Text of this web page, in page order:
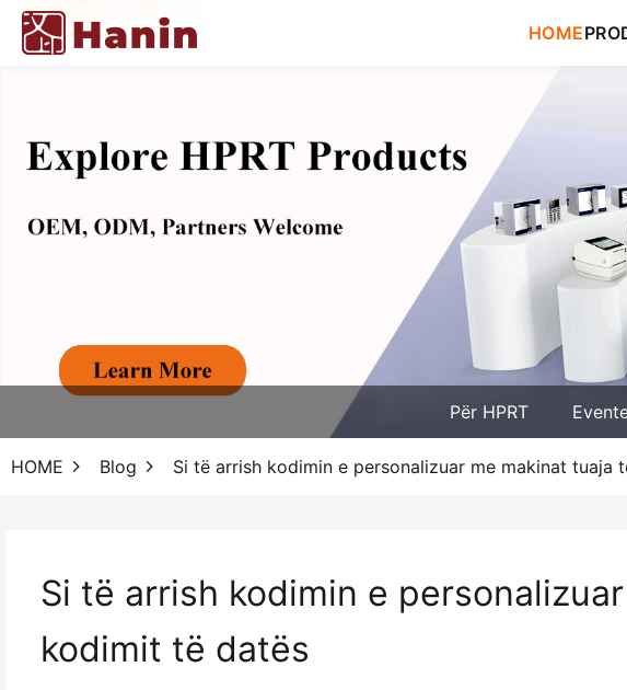
HOME
Për HPRT
HOME Blog Si të arrish kodimin e personalizuar me makinat tuaja
Si të arrish kodimin e
kodimit të datës